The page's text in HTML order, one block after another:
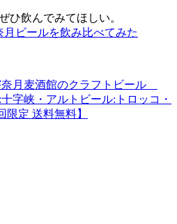
ひ飲んでみてほしい。
ビールを飲み比べてみた
月麦酒館のクラフトビール
字峡・アルトビール:トロッコ・
定 送料無料】